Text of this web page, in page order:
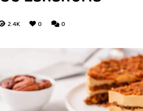
2.4K 0 0